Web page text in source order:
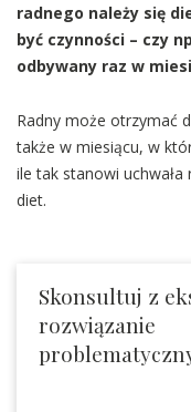
radnego należy się
być czynności – czy
odbywany raz w
Radny może otrzymać
także w miesiącu, w
ile tak stanowi uchwała
diet.
Skonsultuj z
rozwiązanie